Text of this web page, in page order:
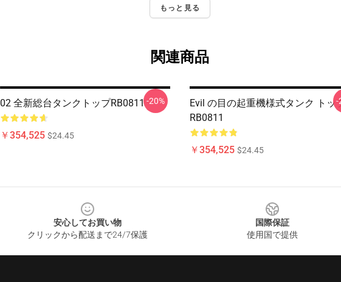
もっと見る
関連商品
02 全新総台タンクトップRB0811
￥354,525 $24.45
-20%
Evil の目の起重機様式タンク トッ
RB0811
￥354,525 $24.45
-
安心してお買い物
クリックから配送まで24/7保護
国際保証
使用国で提供